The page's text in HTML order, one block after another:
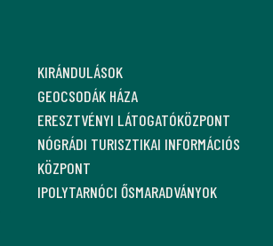
KIRÁNDULÁSOK
GEOCSODÁK HÁZA
ERESZTVÉNYI LÁTOGATÓKÖZPONT
NÓGRÁDI TURISZTIKAI INFORMÁCIÓS
KÖZPONT
IPOLYTARNÓCI ŐSMARADVÁNYOK